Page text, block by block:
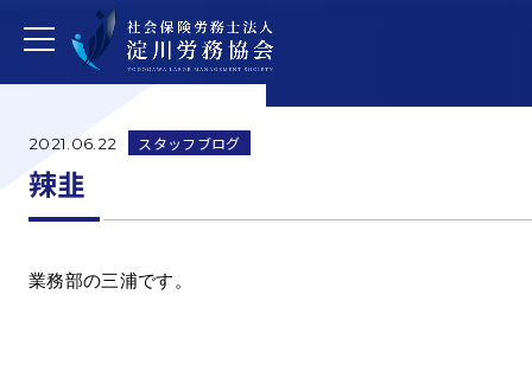
2021.06.22 スタッフブログ
辣韭
業務部の三浦です。